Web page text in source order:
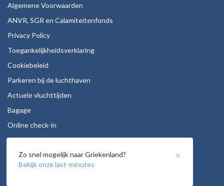
Algemene Voorwaarden
ANVR, SGR en Calamiteitenfonds
Privacy Policy
Toegankelijkheidsverklaring
Cookiebeleid
Parkeren bij de luchthaven
Actuele vluchttijden
Bagage
Online check-in
Stoelreservering
Autohuur
Vacatures
×
Zo snel mogelijk naar Griekenland?
Bekijk onze last-minutes